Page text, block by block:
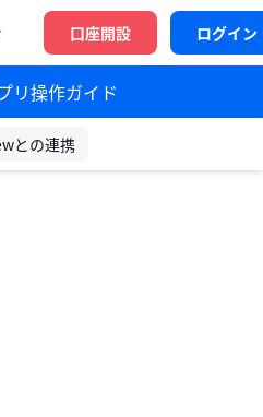
口座開設 ログイン
リ操作ガイド
との連携